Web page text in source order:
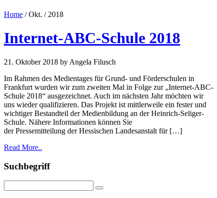
Home / Okt. / 2018
Internet-ABC-Schule 2018
21. Oktober 2018 by Angela Filusch
Im Rahmen des Medientages für Grund- und Förderschulen in
Frankfurt wurden wir zum zweiten Mal in Folge zur „Internet-ABC-
Schule 2018“ ausgezeichnet. Auch im nächsten Jahr möchten wir
uns wieder qualifizieren. Das Projekt ist mittlerweile ein fester und
wichtiger Bestandteil der Medienbildung an der Heinrich-Seliger-
Schule. Nähere Informationen können Sie
der Pressemitteilung der Hessischen Landesanstalt für […]
Read More..
Suchbegriff